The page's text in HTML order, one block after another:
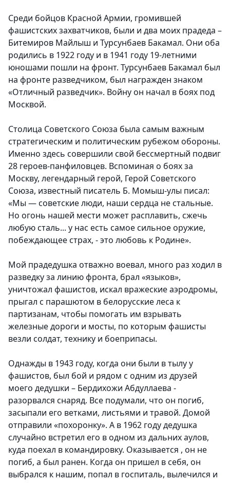
Среди бойцов Красной Армии, громившей
фашистских захватчиков, были и два моих прадеда –
Битемиров Майлыш и Турсунбаев Бакамал. Они оба
родились в 1922 году и в 1941 году 19-летними
юношами пошли на фронт. Турсунбаев Бакамал был
на фронте разведчиком, был награжден знаком
«Отличный разведчик». Войну он начал в боях под
Москвой.
Столица Советского Союза была самым важным
стратегическим и политическим рубежом обороны.
Именно здесь совершили свой бессмертный подвиг
28 героев-панфиловцев. Вспоминая о боях за
Москву, легендарный герой, Герой Советского
Союза, известный писатель Б. Момыш-улы писал:
«Мы — советские люди, наши сердца не стальные.
Но огонь нашей мести может расплавить, сжечь
любую сталь... у нас есть самое сильное оружие,
побеждающее страх, - это любовь к Родине».
Мой прадедушка отважно воевал, много раз ходил в
разведку за линию фронта, брал «языков»,
уничтожал фашистов, искал вражеские аэродромы,
прыгал с парашютом в белорусские леса к
партизанам, чтобы помогать им взрывать
железные дороги и мосты, по которым фашисты
везли солдат, технику и боеприпасы.
Однажды в 1943 году, когда они были в тылу у
фашистов, был бой и рядом с одним из друзей
моего дедушки – Бердихожи Абдуллаева -
разорвался снаряд. Все подумали, что он погиб,
засыпали его ветками, листьями и травой. Домой
отправили «похоронку». А в 1962 году дедушка
случайно встретил его в одном из дальних аулов,
куда поехал в командировку. Оказывается , он не
погиб, а был ранен. Когда он пришел в себя, он
выбрался к нашим, попал в госпиталь, вылечился и